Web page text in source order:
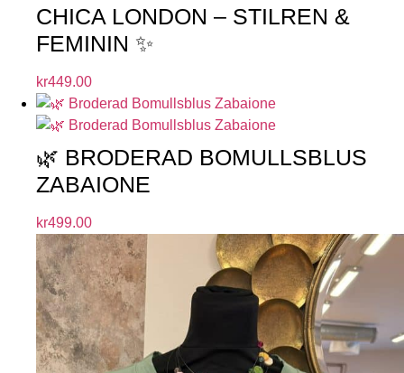
CHICA LONDON – STILREN &
FEMININ ✨
kr449.00
🌿 BRODERAD BOMULLSBLUS
ZABAIONE
kr499.00